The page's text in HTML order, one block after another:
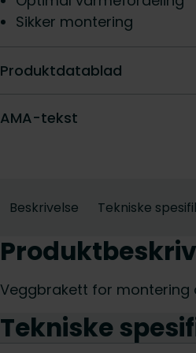
Sikker montering
Produktdatablad
AMA-tekst
Beskrivelse Tekniske
Veggbrakett for montering
Tekniske